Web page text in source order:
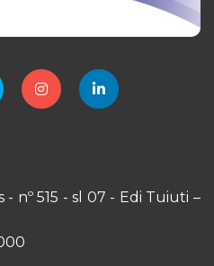
nº 515 - sl 07 - Edi Tuiuti –